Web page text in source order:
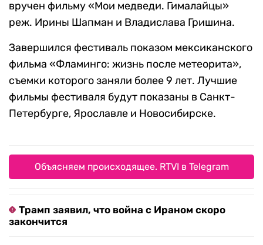
вручен фильму «Мои медведи. Гималайцы»
реж. Ирины Шапман и Владислава Гришина.
Завершился фестиваль показом мексиканского
фильма «Фламинго: жизнь после метеорита»,
съемки которого заняли более 9 лет. Лучшие
фильмы фестиваля будут показаны в Санкт-
Петербурге, Ярославле и Новосибирске.
Объясняем происходящее. RTVI в Telegram
Трамп заявил, что война с Ираном скоро
закончится